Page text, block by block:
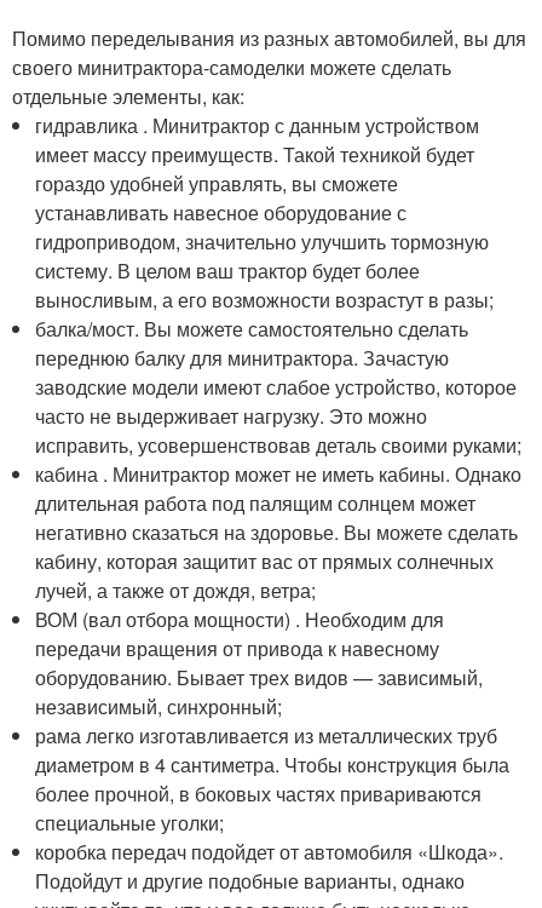
Помимо переделывания из разных автомобилей, вы для
своего минитрактора-самоделки можете сделать
отдельные элементы, как:
гидравлика . Минитрактор с данным устройством
имеет массу преимуществ. Такой техникой будет
гораздо удобней управлять, вы сможете
устанавливать навесное оборудование с
гидроприводом, значительно улучшить тормозную
систему. В целом ваш трактор будет более
выносливым, а его возможности возрастут в разы;
балка/мост. Вы можете самостоятельно сделать
переднюю балку для минитрактора. Зачастую
заводские модели имеют слабое устройство, которое
часто не выдерживает нагрузку. Это можно
исправить, усовершенствовав деталь своими руками;
кабина . Минитрактор может не иметь кабины. Однако
длительная работа под палящим солнцем может
негативно сказаться на здоровье. Вы можете сделать
кабину, которая защитит вас от прямых солнечных
лучей, а также от дождя, ветра;
ВОМ (вал отбора мощности) . Необходим для
передачи вращения от привода к навесному
оборудованию. Бывает трех видов — зависимый,
независимый, синхронный;
рама легко изготавливается из металлических труб
диаметром в 4 сантиметра. Чтобы конструкция была
более прочной, в боковых частях привариваются
специальные уголки;
коробка передач подойдет от автомобиля «Шкода».
Подойдут и другие подобные варианты, однако